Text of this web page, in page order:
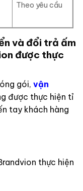
Theo yêu cầu
và đổi trả ấm
được thực
gói, vận
được thực hiện tỉ
tay khách hàng
thực hiện